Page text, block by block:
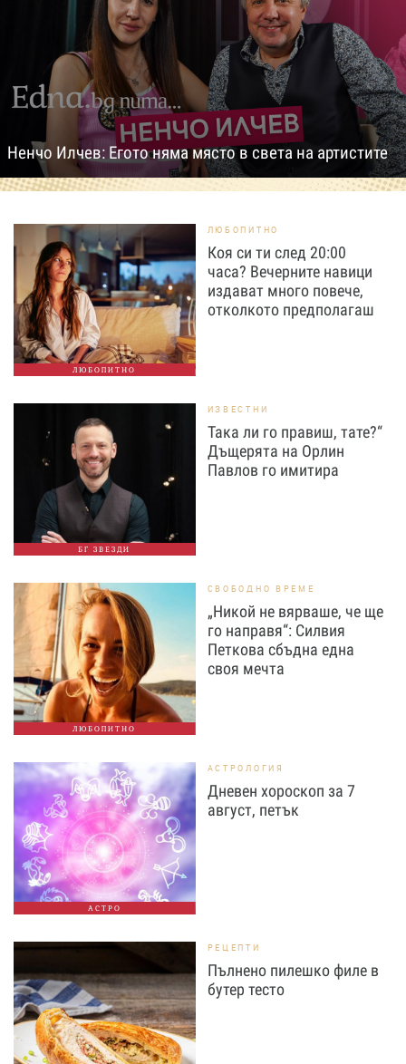
Ненчо Илчев: Егото няма място в света на артистите
ЛЮБОПИТНО
ЛЮБОПИТНО
Коя си ти след 20:00
часа? Вечерните навици
издават много повече,
отколкото предполагаш
БГ ЗВЕЗДИ
ИЗВЕСТНИ
Така ли го правиш, тате?“
Дъщерята на Орлин
Павлов го имитира
ЛЮБОПИТНО
СВОБОДНО ВРЕМЕ
„Никой не вярваше, че ще
го направя“: Силвия
Петкова сбъдна една
своя мечта
АСТРО
АСТРОЛОГИЯ
Дневен хороскоп за 7
август, петък
РЕЦЕПТИ
Пълнено пилешко филе в
бутер тесто